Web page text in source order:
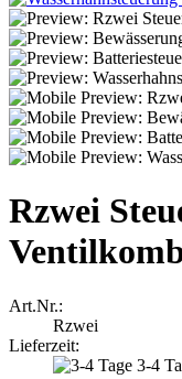
Rzwei
Art.Nr.:
Rzwei
Lieferzeit:
3-4